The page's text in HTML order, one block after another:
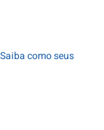
Saiba como seus